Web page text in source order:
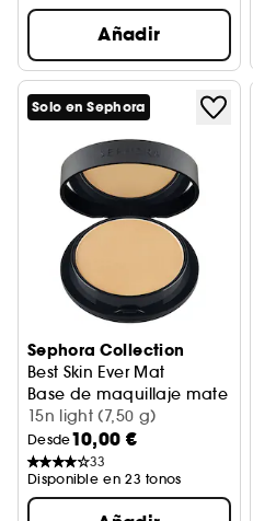
Añadir
Solo en Sephora
Sephora Collection
Best Skin Ever Mat
Base de maquillaje mate
15n light (7,50 g)
Desde10,00 €
33
Disponible en 23 tonos